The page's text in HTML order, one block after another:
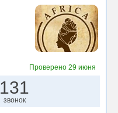
Проверено 29 июня
131
звонок